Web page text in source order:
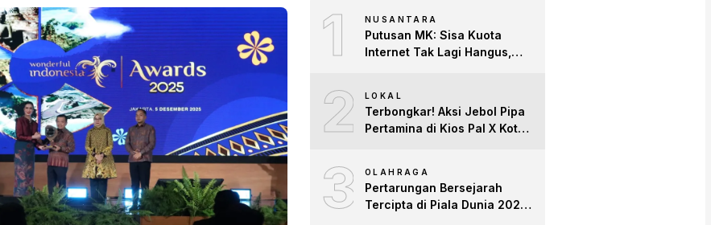
1 NUSANTARA
Putusan MK: Sisa Kuota
Internet Tak Lagi Hangus,
2 LOKAL
Terbongkar! Aksi Jebol Pipa
Pertamina di Kios Pal X Kota
3 OLAHRAGA
Pertarungan Bersejarah
Tercipta di Piala Dunia 2026: